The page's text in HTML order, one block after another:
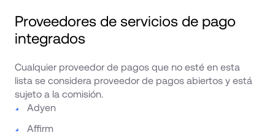
Proveedores de servicios de pago
integrados
Cualquier proveedor de pagos que no esté en esta
lista se considera proveedor de pagos abiertos y está
sujeto a la comisión.
Adyen
Affirm